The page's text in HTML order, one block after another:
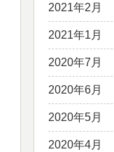
2021年2月
2021年1月
2020年7月
2020年6月
2020年5月
2020年4月